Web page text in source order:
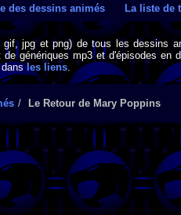
des dessins animés La liste de
jpg et png) de tous les dessins
génériques mp3 et d'épisodes
dansles liens.
Le Retour de Mary Poppins